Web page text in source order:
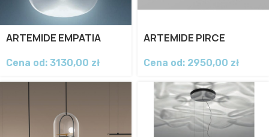
ARTEMIDE EMPATIA
Cena od: 3130,00 zł
ARTEMIDE PIRCE
Cena od: 2950,00 zł